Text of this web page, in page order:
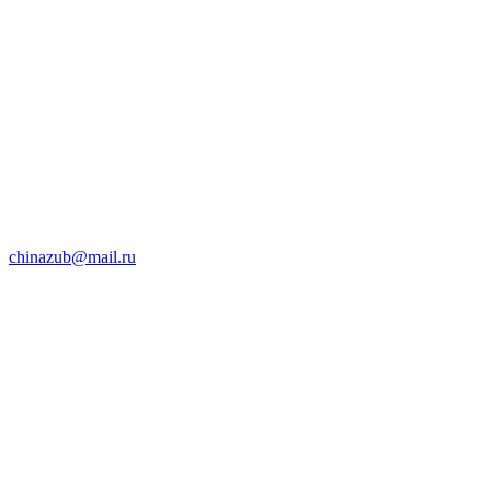
chinazub@mail.ru